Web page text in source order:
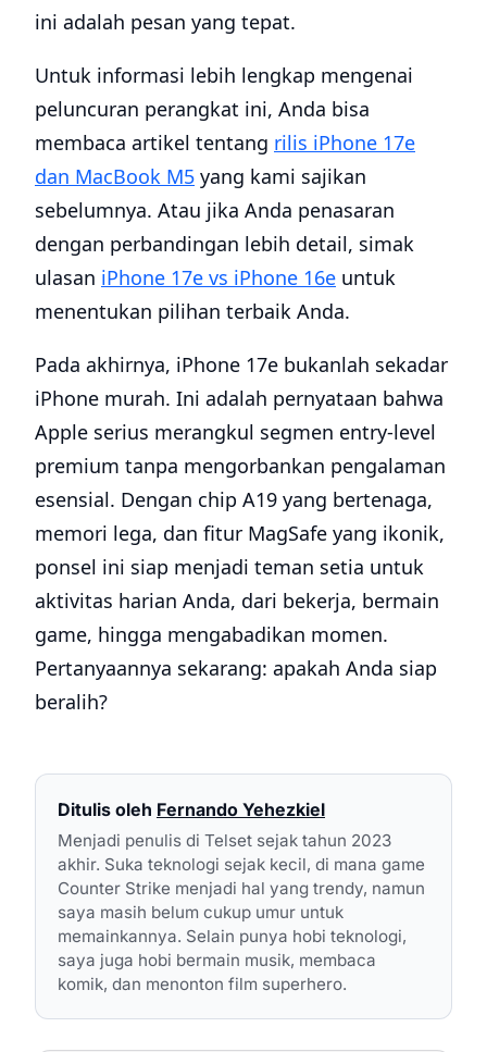
ini adalah pesan yang tepat.
Untuk informasi lebih lengkap mengenai
peluncuran perangkat ini, Anda bisa
membaca artikel tentang rilis iPhone 17e
dan MacBook M5 yang kami sajikan
sebelumnya. Atau jika Anda penasaran
dengan perbandingan lebih detail, simak
ulasan iPhone 17e vs iPhone 16e untuk
menentukan pilihan terbaik Anda.
Pada akhirnya, iPhone 17e bukanlah sekadar
iPhone murah. Ini adalah pernyataan bahwa
Apple serius merangkul segmen entry-level
premium tanpa mengorbankan pengalaman
esensial. Dengan chip A19 yang bertenaga,
memori lega, dan fitur MagSafe yang ikonik,
ponsel ini siap menjadi teman setia untuk
aktivitas harian Anda, dari bekerja, bermain
game, hingga mengabadikan momen.
Pertanyaannya sekarang: apakah Anda siap
beralih?
Ditulis oleh Fernando Yehezkiel
Menjadi penulis di Telset sejak tahun 2023
akhir. Suka teknologi sejak kecil, di mana game
Counter Strike menjadi hal yang trendy, namun
saya masih belum cukup umur untuk
memainkannya. Selain punya hobi teknologi,
saya juga hobi bermain musik, membaca
komik, dan menonton film superhero.